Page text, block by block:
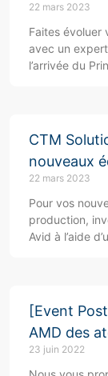
22 mars 2023
Faites évoluer
avec un
l’arrivée du
CTM
nouveaux
22 mars 2023
Pour vos
production,
Avid à l’aide
[Event
AMD des
23 juin 2022